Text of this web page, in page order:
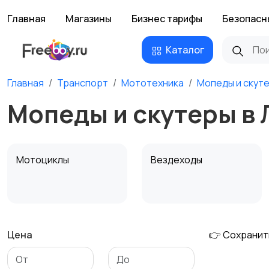
Главная Магазины Бизнес тарифы
Каталог
Главная Транспорт Мототехника Мопеды и
Мопеды и скутеры в
Мотоциклы Вездеходы
Цена 👉